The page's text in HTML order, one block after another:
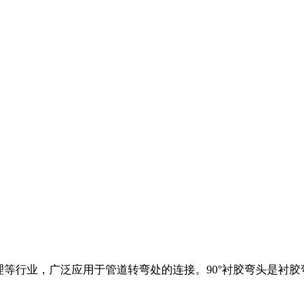
行业，广泛应用于管道转弯处的连接。90°衬胶弯头是衬